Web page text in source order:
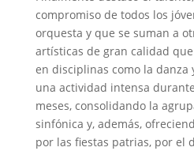
compromiso de todos los
orquesta y que se suman a
artísticas de gran calidad
en disciplinas como la danza
una actividad intensa
meses, consolidando la
sinfónica y, además,
por las fiestas patrias, por el